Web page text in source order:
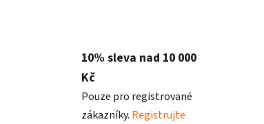
10% sleva nad 10 000
Kč
Pouze pro registrované
zákazníky. Registrujte